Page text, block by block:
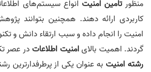
منظورتامین امنیت انواع سیستم‌های
کاربردی ارائه دهند. همچنین بتوانند
امنیت را انجام داده و سبب ارتقاء دانش و
گردند. اهمیت بالایامنیت اطلاعاتدر عصر
رشته امنیتبه عنوان یکی از پرطرفدارترین